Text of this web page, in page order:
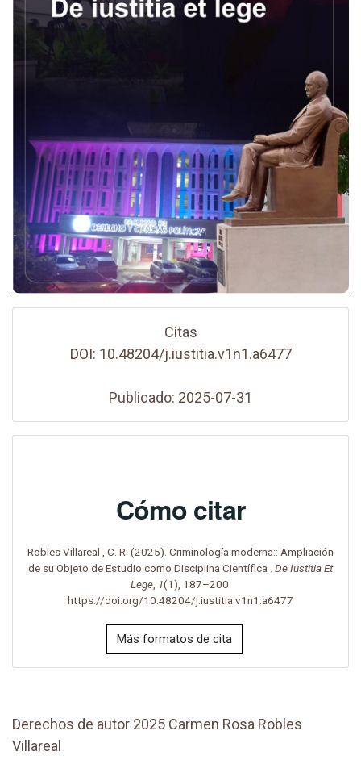
Citas
DOI: 10.48204/j.iustitia.v1n1.a6477
Publicado: 2025-07-31
Cómo citar
Robles Villareal , C. R. (2025). Criminología moderna:: Ampliación
de su Objeto de Estudio como Disciplina Científica . De Iustitia Et
Lege, 1(1), 187–200.
https://doi.org/10.48204/j.iustitia.v1n1.a6477
Más formatos de cita
Derechos de autor 2025 Carmen Rosa Robles
Villareal